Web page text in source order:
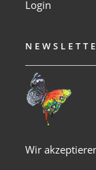
Login
Wir